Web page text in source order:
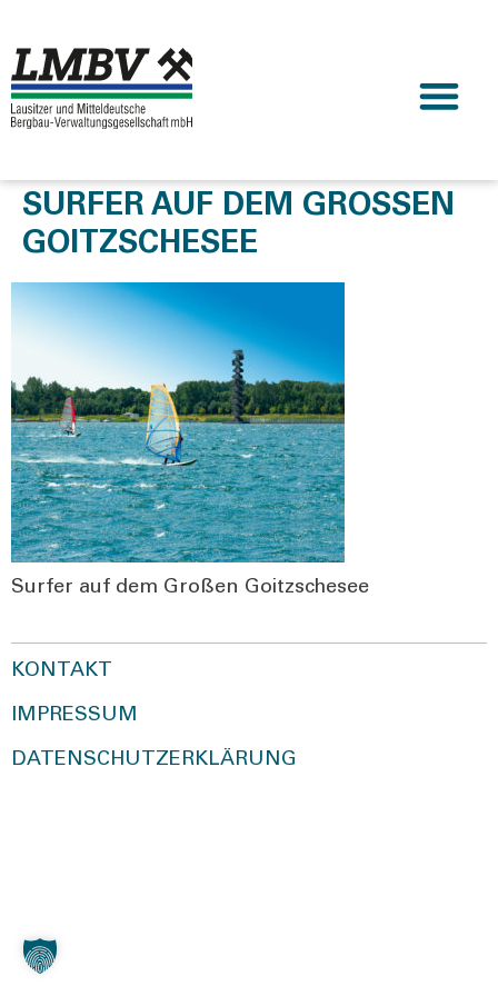
SURFER AUF DEM GROSSEN G
OITZSCHESEE
Sur­fer auf dem Gro­ßen Goitz­sche­see
KONTAKT
IMPRESSUM
DATENSCHUTZERKLÄRUNG